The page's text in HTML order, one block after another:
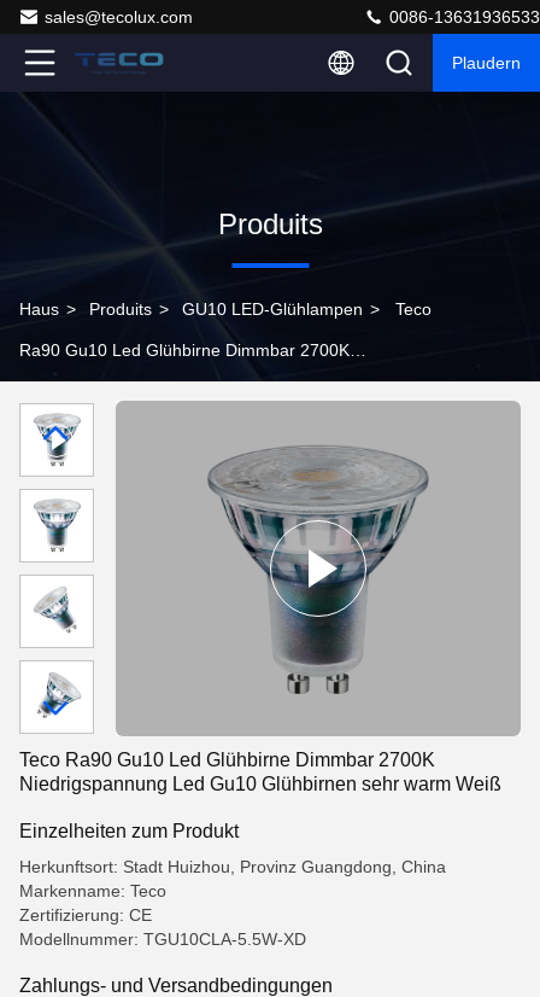
sales@tecolux.com 0086-13631936533
Plaudern
Produits
Haus > Produits > GU10 LED-Glühlampen > Teco
Ra90 Gu10 Led Glühbirne Dimmbar 2700K
Teco Ra90 Gu10 Led Glühbirne Dimmbar 2700K
Niedrigspannung Led Gu10 Glühbirnen sehr warm Weiß
Einzelheiten zum Produkt
Herkunftsort: Stadt Huizhou, Provinz Guangdong, China
Markenname: Teco
Zertifizierung: CE
Modellnummer: TGU10CLA-5.5W-XD
Zahlungs- und Versandbedingungen